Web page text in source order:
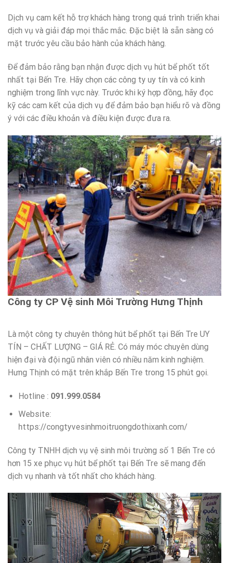
Dịch vụ cam kết hỗ trợ khách hàng trong quá trình triển khai
dịch vụ và giải đáp mọi thắc mắc. Đặc biệt là sẵn sàng có
mặt trước yêu cầu bảo hành của khách hàng.
Để đảm bảo rằng bạn nhận được dịch vụ hút bể phốt tốt
nhất tại Bến Tre. Hãy chọn các công ty uy tín và có kinh
nghiệm trong lĩnh vực này. Trước khi ký hợp đồng, hãy đọc
kỹ các cam kết của dịch vụ để đảm bảo bạn hiểu rõ và đồng
ý với các điều khoản và điều kiện được đưa ra.
Công ty CP Vệ sinh Môi Trường Hưng Thịnh
Là một công ty chuyên thông hút bể phốt tại Bến Tre UY
TÍN – CHẤT LƯỢNG – GIÁ RẺ. Có máy móc chuyên dùng
hiện đại và đội ngũ nhân viên có nhiều năm kinh nghiệm.
Hưng Thịnh có mặt trên khắp Bến Tre trong 15 phút gọi.
Hotline : 091.999.0584
Website:
https://congtyvesinhmoitruongdothixanh.com/
Công ty TNHH dịch vụ vệ sinh môi trường số 1 Bến Tre có
hơn 15 xe phục vụ hút bể phốt tại Bến Tre sẽ mang đến
dịch vụ nhanh và tốt nhất cho khách hàng.